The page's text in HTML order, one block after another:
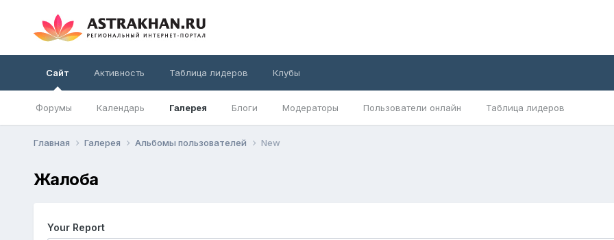
Сайт
Форумы Календарь Галерея Блоги Модераторы Пользователи онлайн Таблица лидеров
Активность Таблица лидеров Клубы
Главная Галерея Альбомы пользователей New
Жалоба
Your Report